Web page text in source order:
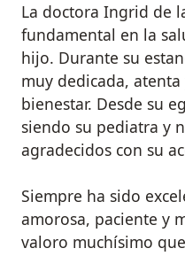
La doctora Ingrid de
fundamental en la
hijo. Durante su
muy dedicada,
bienestar. Desde su
siendo su pediatra y
agradecidos con su
Siempre ha sido
amorosa, paciente y
valoro muchísimo